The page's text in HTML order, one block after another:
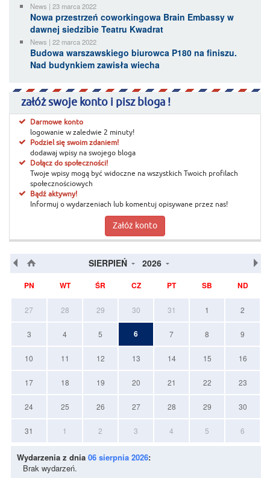
News | 23 marca 2022
Nowa przestrzeń coworkingowa Brain Embassy w
dawnej siedzibie Teatru Kwadrat
News | 22 marca 2022
Budowa warszawskiego biurowca P180 na finiszu.
Nad budynkiem zawisła wiecha
załóż swoje konto i pisz bloga !
Darmowe konto
logowanie w zaledwie 2 minuty!
Podziel się swoim zdaniem!
dodawaj wpisy na swojego bloga
Dołącz do społeczności!
Twoje wpisy mogą być widoczne na wszystkich Twoich profilach
społecznościowych
Bądź aktywny!
Informuj o wydarzeniach lub komentuj opisywane przez nas!
Załóż konto
SIERPIEŃ 2026
PN WT ŚR CZ PT SB ND
27 28 29 30 31 1 2
3 4 5 6 7 8 9
10 11 12 13 14 15 16
17 18 19 20 21 22 23
24 25 26 27 28 29 30
31 1 2 3 4 5 6
Wydarzenia z dnia 06 sierpnia 2026:
Brak wydarzeń.